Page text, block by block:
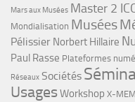
Mars aux Musées Master 2
Mondialisation Musées
Pélissier Norbert Hillaire
Paul Rasse Plateformes
Réseaux Sociétés
UsagesWorkshop X-MEM